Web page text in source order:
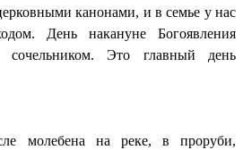
канонами, и в семье у нас
День накануне Богоявления
сочельником. Это главный день
молебена на реке, в проруби,